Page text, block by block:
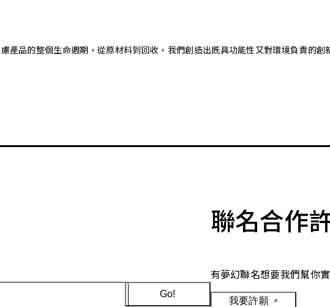
產品的整個生命週期，從原材料到回收，我們創造出既具功能性又對環境負責的
Go!
聯名合作
有夢幻聯名想要我們幫你
我要許願